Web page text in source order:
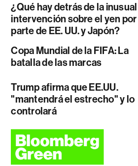
¿Qué hay detrás de la inusual
intervención sobre el yen por
parte de EE. UU. y Japón?
Copa Mundial de la FIFA: La
batalla de las marcas
Trump afirma que EE.UU.
"mantendrá el estrecho" y lo
controlará